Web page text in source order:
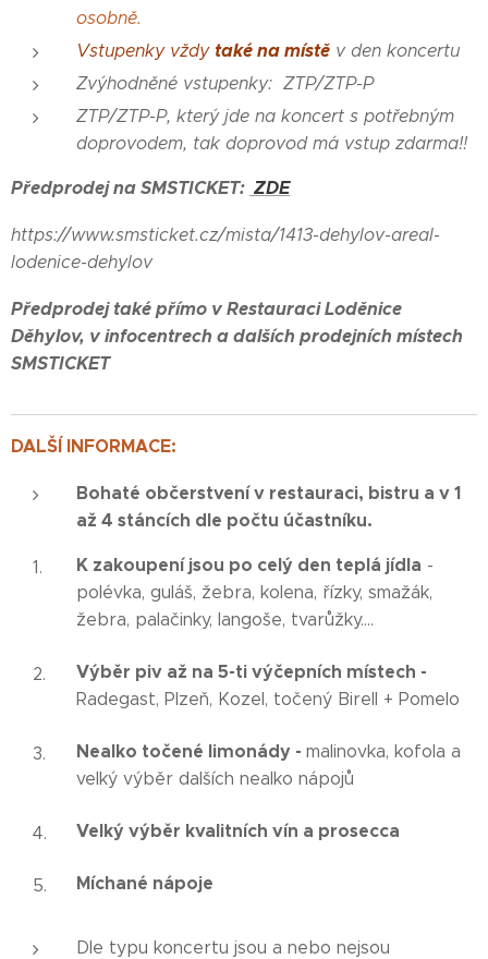
osobně.
Vstupenky vždy takéna místě v den koncertu
Zvýhodněné vstupenky: ZTP/ZTP-P
ZTP/ZTP-P, který jde na koncert s potřebným
doprovodem, tak doprovod má vstup zdarma!!
Předprodej na SMSTICKET: ZDE
https://www.smsticket.cz/mista/1413-dehylov-areal-
lodenice-dehylov
Předprodej také přímo v Restauraci Loděnice
Děhylov, v infocentrech a dalších prodejních místech
SMSTICKET
DALŠÍ INFORMACE:
Bohaté občerstvení v restauraci, bistru a v 1
až 4 stáncích dle počtu účastníku.
K zakoupení jsou po celý den teplá jídla -
polévka, guláš, žebra, kolena, řízky, smažák,
žebra, palačinky, langoše, tvarůžky....
Výběr piv až na 5-ti výčepních místech -
Radegast, Plzeň, Kozel, točený Birell + Pomelo
Nealko točené limonády - malinovka, kofola a
velký výběr dalších nealko nápojů
Velký výběr kvalitních vín a prosecca
Míchané nápoje
Dle typu koncertu jsou a nebo nejsou